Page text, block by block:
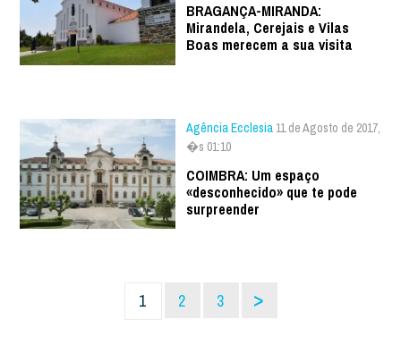
BRAGANÇA-MIRANDA:
Mirandela, Cerejais e Vilas
Boas merecem a sua visita
Agência Ecclesia 11 de Agosto de 2017,
�s 01:10
COIMBRA: Um espaço
«desconhecido» que te pode
surpreender
1 2 3 >